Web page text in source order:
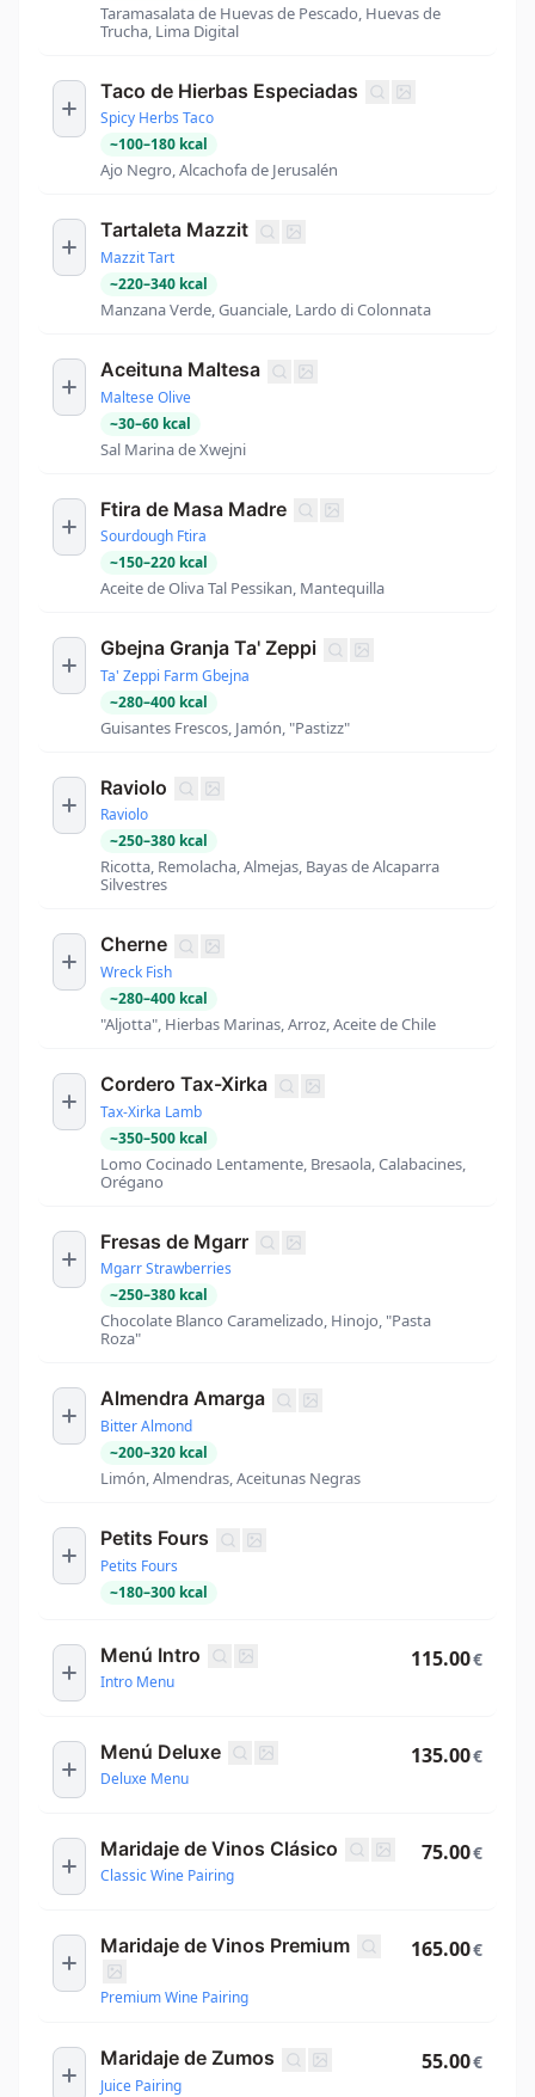
Taramasalata de Huevas de Pescado, Huevas de
Trucha, Lima Digital
Taco de Hierbas Especiadas
Spicy Herbs Taco
~100–180 kcal
Ajo Negro, Alcachofa de Jerusalén
Tartaleta Mazzit
Mazzit Tart
~220–340 kcal
Manzana Verde, Guanciale, Lardo di Colonnata
Aceituna Maltesa
Maltese Olive
~30–60 kcal
Sal Marina de Xwejni
Ftira de Masa Madre
Sourdough Ftira
~150–220 kcal
Aceite de Oliva Tal Pessikan, Mantequilla
Gbejna Granja Ta' Zeppi
Ta' Zeppi Farm Gbejna
~280–400 kcal
Guisantes Frescos, Jamón, "Pastizz"
Raviolo
Raviolo
~250–380 kcal
Ricotta, Remolacha, Almejas, Bayas de Alcaparra
Silvestres
Cherne
Wreck Fish
~280–400 kcal
"Aljotta", Hierbas Marinas, Arroz, Aceite de Chile
Cordero Tax-Xirka
Tax-Xirka Lamb
~350–500 kcal
Lomo Cocinado Lentamente, Bresaola, Calabacines,
Orégano
Fresas de Mgarr
Mgarr Strawberries
~250–380 kcal
Chocolate Blanco Caramelizado, Hinojo, "Pasta
Roza"
Almendra Amarga
Bitter Almond
~200–320 kcal
Limón, Almendras, Aceitunas Negras
Petits Fours
Petits Fours
~180–300 kcal
Menú Intro
Intro Menu
115.00€
Menú Deluxe
Deluxe Menu
135.00€
Maridaje de Vinos Clásico
Classic Wine Pairing
75.00€
Maridaje de Vinos Premium
Premium Wine Pairing
165.00€
Maridaje de Zumos
Juice Pairing
55.00€